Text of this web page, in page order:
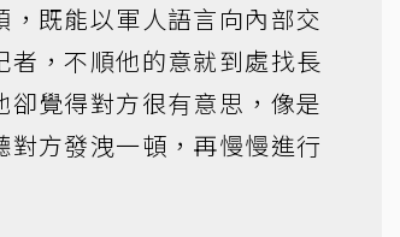
既能以軍人語言向內部交
，不順他的意就到處找長
覺得對方很有意思，像是
方發洩一頓，再慢慢進行